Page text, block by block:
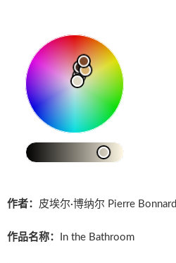
作者： 皮埃尔·博纳尔 Pierre Bonnard
作品名称： In the Bathroom